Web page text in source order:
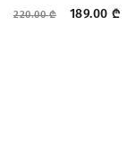
220.00₾ 189.00 ₾